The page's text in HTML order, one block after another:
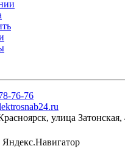
76-76
, улица Затонская,